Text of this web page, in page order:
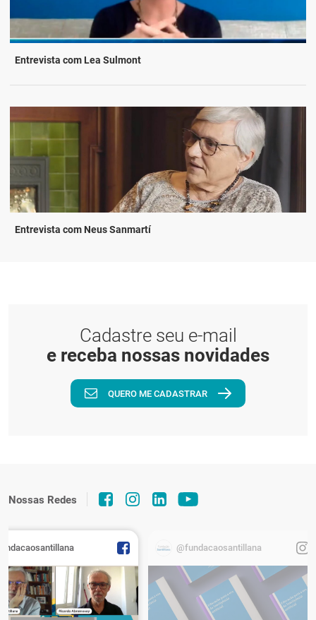
Entrevista com Lea Sulmont
Entrevista com Neus Sanmartí
Cadastre seu e-mail
e receba nossas novidades
QUERO ME CADASTRAR
Nossas Redes
@fundacaosantillana